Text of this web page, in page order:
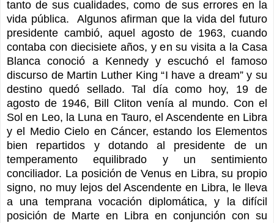
tanto de sus cualidades, como de sus errores en la
vida pública.
Algunos afirman que la vida del futuro
presidente cambió, aquel agosto de 1963, cuando
contaba con diecisiete años, y en su visita a la Casa
Blanca conoció a Kennedy y escuchó el famoso
discurso de Martin Luther King “I have a dream” y su
destino quedó sellado. Tal día como hoy, 19 de
agosto de 1946, Bill Cliton venía al mundo. Con el
Sol en Leo, la Luna en Tauro, el Ascendente en Libra
y el Medio Cielo en Cáncer, estando los Elementos
bien repartidos y dotando al presidente de un
temperamento equilibrado y un sentimiento
conciliador. La posición de Venus en Libra, su propio
signo, no muy lejos del Ascendente en Libra, le lleva
a una temprana vocación diplomática, y la difícil
posición de Marte en Libra en conjunción con su